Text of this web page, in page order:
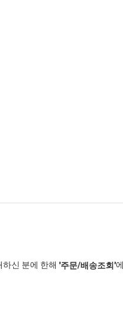
신 분에 한해 '주문/배송조회'